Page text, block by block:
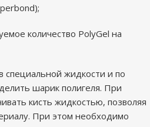
количество PolyGel на
специальной жидкости и по
шарик полигеля. При
кисть жидкостью, позволяя
При этом необходимо